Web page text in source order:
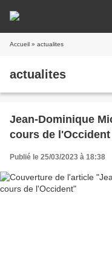
Accueil » actualites
actualites
Jean-Dominique
cours de l'Occident
Publié le 25/03/2023 à 18:38